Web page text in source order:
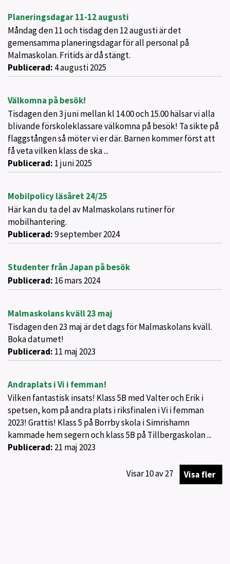
Planeringsdagar 11-12 augusti
Måndag den 11 och tisdag den 12 augusti är det
gemensamma planeringsdagar för all personal på
Malmaskolan. Fritids är då stängt.
Publicerad: 4 augusti 2025
Välkomna på besök!
Tisdagen den 3 juni mellan kl 14.00 och 15.00 hälsar vi alla
blivande förskoleklassare välkomna på besök! Ta sikte på
flaggstången så möter vi er där. Barnen kommer först att
få veta vilken klass de ska ...
Publicerad: 1 juni 2025
Mobilpolicy läsåret 24/25
Här kan du ta del av Malmaskolans rutiner för
mobilhantering.
Publicerad:9 september 2024
Studenter från Japan på besök
Publicerad: 16 mars 2024
Malmaskolans kväll 23 maj
Tisdagen den 23 maj är det dags för Malmaskolans kväll.
Boka datumet!
Publicerad: 11 maj 2023
Andraplats i Vi i femman!
Vilken fantastisk insats! Klass 5B med Valter och Erik i
spetsen, kom på andra plats i riksfinalen i Vi i femman
2023! Grattis! Klass 5 på Borrby skola i Simrishamn
kammade hem segern och klass 5B på Tillbergaskolan ...
Publicerad: 21 maj 2023
Visar10av27 Visa fler